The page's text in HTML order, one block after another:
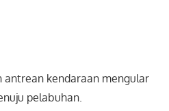
antrean kendaraan mengular
pelabuhan.